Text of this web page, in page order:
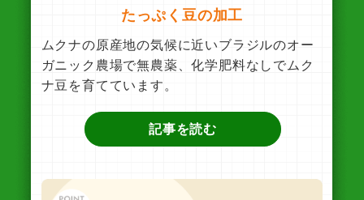
たっぷく豆の加工
ムクナの原産地の気候に近いブラジルのオー
ガニック農場で無農薬、化学肥料なしでムク
ナ豆を育てています。
記事を読む